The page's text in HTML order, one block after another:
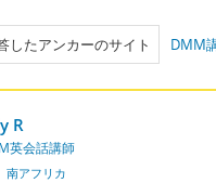
したアンカーのサイト DMM
R
英会話講師
南アフリカ